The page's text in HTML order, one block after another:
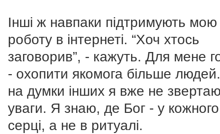
Інші ж навпаки підтримують мою
роботу в інтернеті. “Хоч хтось
заговорив”, - кажуть. Для мене
- охопити якомога більше
на думки інших я вже не
уваги. Я знаю, де Бог - у
серці, а не в ритуалі.